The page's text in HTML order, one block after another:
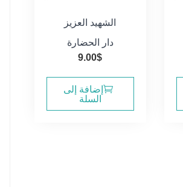
الشهيد العزيز
دار الحضارة
9.00$
إضافة إلى
السلة